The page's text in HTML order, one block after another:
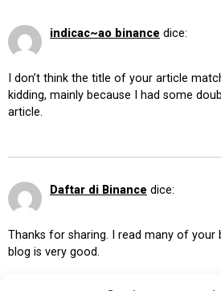
indicac~ao binance dice:
I don’t think the title of your article
kidding, mainly because I had some
article.
Daftar di Binance dice:
Thanks for sharing. I read many of your
blog is very good.